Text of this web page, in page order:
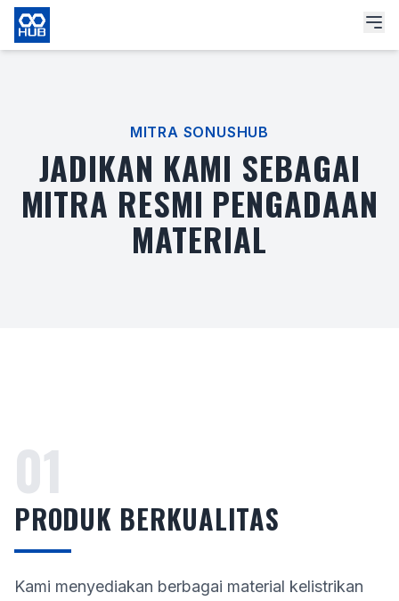
MITRA SONUSHUB
JADIKAN KAMI SEBAGAI
MITRA RESMI PENGADAAN
MATERIAL
01
PRODUK BERKUALITAS
Kami menyediakan berbagai material kelistrikan